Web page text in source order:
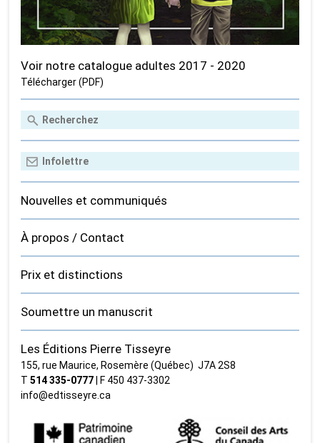
Voir notre catalogue adultes 2017 - 2020
Télécharger (PDF)
Nouvelles et communiqués
À propos / Contact
Prix et distinctions
Soumettre un manuscrit
Les Éditions Pierre Tisseyre
155, rue Maurice, Rosemère (Québec) J7A 2S8
T514 335‑0777 | F 450 437‑3302
info@edtisseyre.ca